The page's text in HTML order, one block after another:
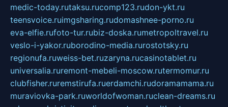
medic-today.rutaksu.rucomp123.rudon-ykt.ru
teensvoice.ruimgsharing.rudomashnee-porno.ru
eva-elfie.rufoto-tur.rubiz-doska.rumetropoltravel.ru
veslo-i-yakor.ruborodino-media.rurostotsky.ru
regionufa.ruweiss-bet.ruzaryna.rucasinotablet.ru
universalia.ruremont-mebeli-moscow.rutermomur.ru
clubfisher.ruremstirufa.ruerdamchi.rudoramamama.ru
muraviovka-park.ruworldofwoman.ruclean-dreams.ru